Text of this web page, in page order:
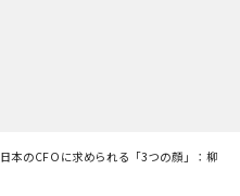
日本のCFOに求められる「3つの顔」：柳良平